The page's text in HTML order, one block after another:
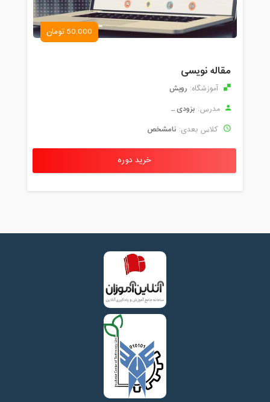
50,000 تومان
مقاله نویسی
آموزشگاه: رویش
مدرس: بزودی ...
کلاس بعدی: نامشخص
خرید دوره